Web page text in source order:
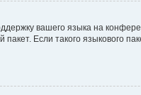
вашего языка на
пакет. Если такого языкового